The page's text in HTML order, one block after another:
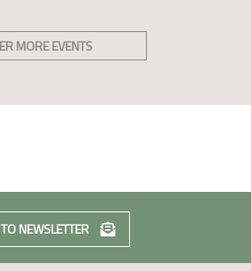
MORE EVENTS
NEWSLETTER